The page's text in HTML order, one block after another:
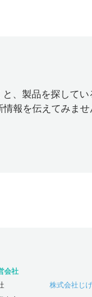
、製品を探して
報を伝えてみま
会社
株式会社じ